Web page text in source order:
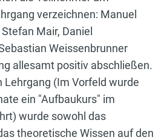
verzeichnen: Manuel
Mair, Daniel
Weissenbrunner
allesamt positiv abschließen.
Lehrgang (Im Vorfeld wurde
ein "Aufbaukurs" im
wurde sowohl das
theoretische Wissen auf den